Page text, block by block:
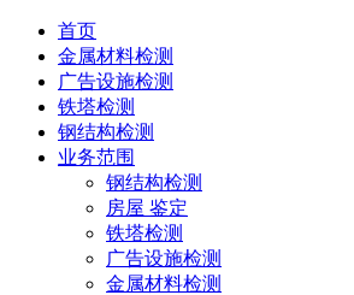
首页
金属材料检测
广告设施检测
铁塔检测
钢结构检测
业务范围
钢结构检测
房屋 鉴定
铁塔检测
广告设施检测
金属材料检测